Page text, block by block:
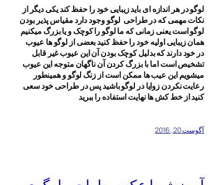
لوگو در هر اندازه ای باید زیبایی خود را حفظ کند یکی دیگر از
نکات مهمی که در طراحی لوگو وجود دارد مقیاس پذیر بودن
لوگو است یعنی زمانی که ما لوگو را کوچک و یا بزرگ میکنیم
همان زیبایی اولیه خود را حفظ کنید بعضی از لوگو ها عیوب
در خود دارند که بدلیل کوچک بودن آن این عیوب غیر قابل
تشخیص است اما با بزرگ کردن آن ناگهان متوجه این عیوب
میشویم این عیب ها ممکن است از زنگ لوگو و همینطور
رعایت نکردن زوایا در لوگو باشید پس در طراحی خود سعی
کنید از خط کش ها نهایت استفاده را ببرید
آگوست 20, 2016